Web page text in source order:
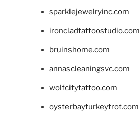
sparklejewelryinc.com
ironcladtattoostudio.com
bruinshome.com
annascleaningsvc.com
wolfcitytattoo.com
oysterbayturkeytrot.com